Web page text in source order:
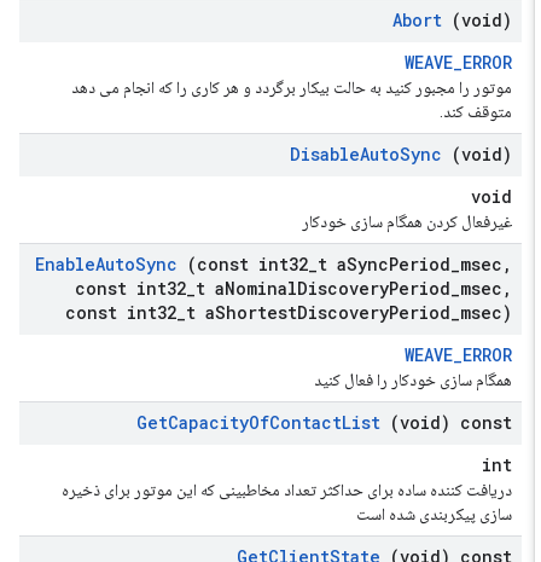
Abort (void)
WEAVE_ERROR
موتور را مجبور کنید به حالت بیکار برگردد و هر کاری را که انجام می دهد
متوقف کند.
DisableAutoSync (void)
void
غیرفعال کردن همگام سازی خودکار
EnableAutoSync (const int32 _ t aSyncPeriod _msec
const int32 _ t aNominalDiscoveryPeriod _msec
const int32 _ t aShortestDiscoveryPeriod _msec)
WEAVE_ERROR
همگام سازی خودکار را فعال کنید
GetCapacityOfContactList (void) const
int
دریافت کننده ساده برای حداکثر تعداد مخاطبینی که این موتور برای ذخیره
سازی پیکربندی شده است
GetClientState (void) const